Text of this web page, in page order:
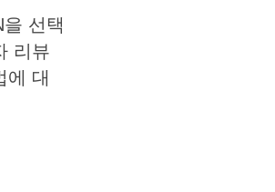
선택
리뷰
에 대